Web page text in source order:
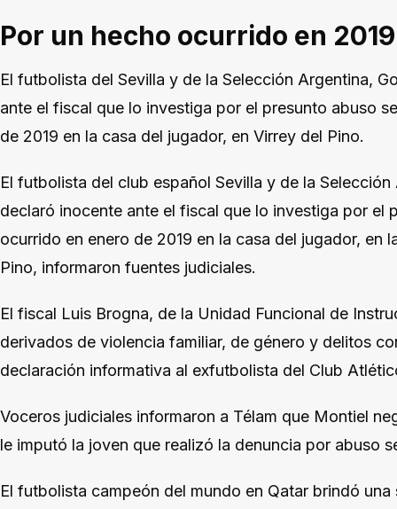
Por un hecho ocurrido en 2019
El futbolista del Sevilla y de la Selección Argentina,
ante el fiscal que lo investiga por el presunto abuso
de 2019 en la casa del jugador, en Virrey del Pino.
El futbolista del club español Sevilla y de la
declaró inocente ante el fiscal que lo investiga por el
ocurrido en enero de 2019 en la casa del jugador, en
Pino, informaron fuentes judiciales.
El fiscal Luis Brogna, de la Unidad Funcional de
derivados de violencia familiar, de género y delitos
declaración informativa al exfutbolista del Club
Voceros judiciales informaron a Télam que Montiel
le imputó la joven que realizó la denuncia por abuso
El futbolista campeón del mundo en Qatar brindó